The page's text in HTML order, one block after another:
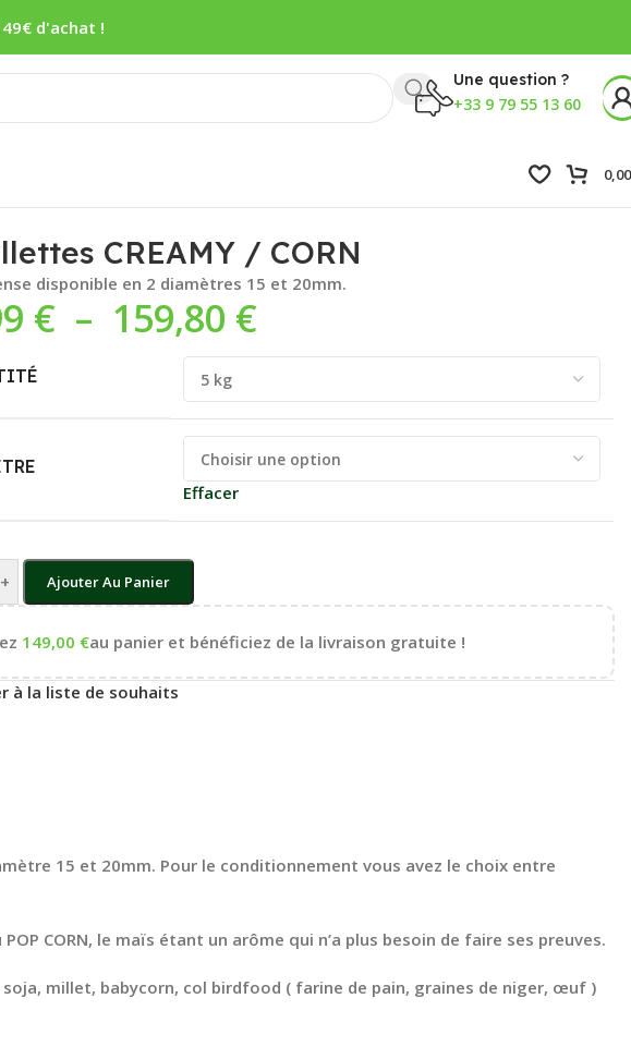
d'achat !
Une question ?
+33 9 79 55 13 60
CREAMY / CORN
disponible en 2 diamètres 15 et 20mm.
€ – 159,80 €
Effacer
+ Ajouter Au Panier
149,00 €au panier et bénéficiez de la livraison gratuite !
à la liste de souhaits
15 et 20mm. Pour le conditionnement vous avez le choix entre
CORN, le maïs étant un arôme qui n’a plus besoin de faire ses preuves.
millet, babycorn, col birdfood ( farine de pain, graines de niger, œuf )